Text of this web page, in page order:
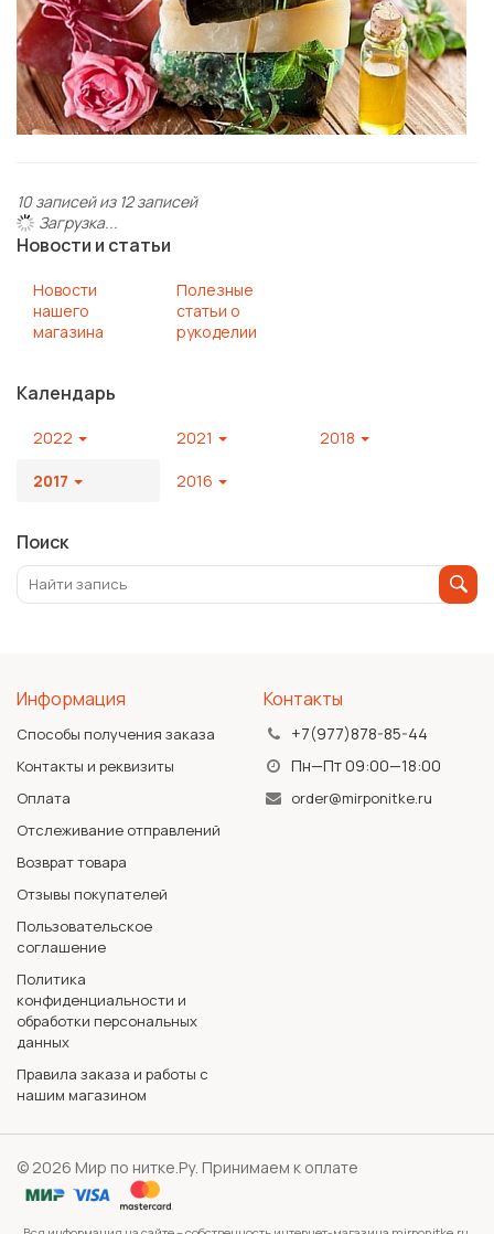
10 записей из 12 записей
Загрузка...
Новости и статьи
Новости
нашего
магазина
Полезные
статьи о
рукоделии
Календарь
2022 2021 2018
2017 2016
Поиск
Информация
Способы получения заказа
Контакты и реквизиты
Оплата
Отслеживание отправлений
Возврат товара
Отзывы покупателей
Пользовательское
соглашение
Политика
конфиденциальности и
обработки персональных
данных
Правила заказа и работы с
нашим магазином
Контакты
+7(977)878-85-44
Пн—Пт 09:00—18:00
order@mirponitke.ru
© 2026 Мир по нитке.Ру. Принимаем к оплате